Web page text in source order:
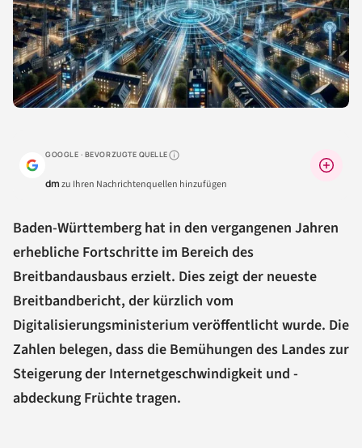
GOOGLE · BEVORZUGTE QUELLEWarum lohnt sich das?
dmzu Ihren Nachrichtenquellen hinzufügen
Baden-Württemberg hat in den vergangenen Jahren
erhebliche Fortschritte im Bereich des
Breitbandausbaus erzielt. Dies zeigt der neueste
Breitbandbericht, der kürzlich vom
Digitalisierungsministerium veröffentlicht wurde. Die
Zahlen belegen, dass die Bemühungen des Landes zur
Steigerung der Internetgeschwindigkeit und -
abdeckung Früchte tragen.